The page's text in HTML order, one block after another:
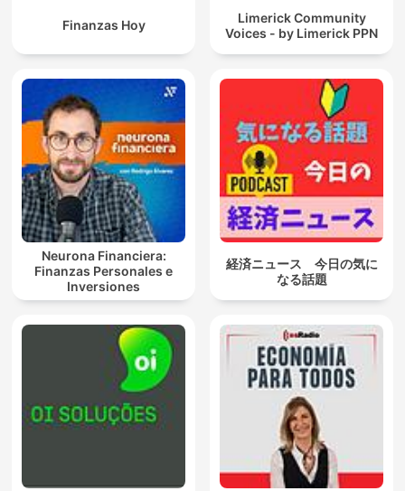
Finanzas Hoy
Limerick Community
Voices - by Limerick PPN
Neurona Financiera:
Finanzas Personales e
Inversiones
経済ニュース 今日の気に
なる話題